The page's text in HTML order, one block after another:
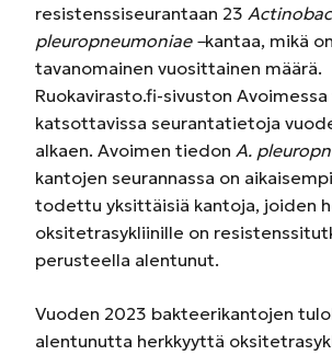
resistenssiseurantaan 23
pleuropneumoniae –kantaa, mikä
tavanomainen vuosittainen määrä.
Ruokavirasto.fi-sivuston
katsottavissa seurantatietoja
alkaen. Avoimen tiedon A.
kantojen seurannassa on
todettu yksittäisiä kantoja, joiden
oksitetrasykliinille on
perusteella alentunut.
Vuoden 2023 bakteerikantojen
alentunutta herkkyyttä